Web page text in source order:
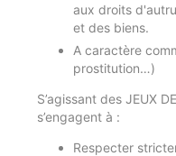
aux droits
et des biens.
A caractère
prostitution…)
S’agissant des JEUX
s’engagent à :
Respecter